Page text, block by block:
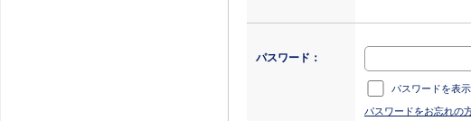
パスワード：
パスワードを表
パスワードをお忘れの